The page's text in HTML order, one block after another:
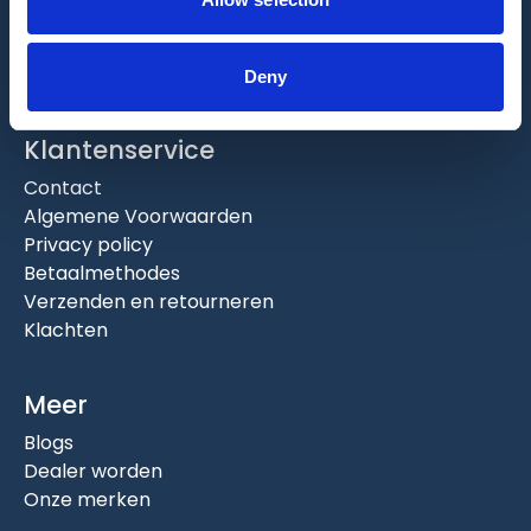
Deny
van 08:00 tot 17:00
Klantenservice
Contact
Algemene Voorwaarden
Privacy policy
Betaalmethodes
Verzenden en retourneren
Klachten
Meer
Blogs
Dealer worden
Onze merken